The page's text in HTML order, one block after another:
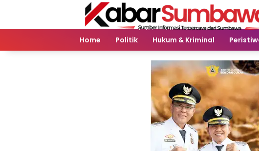
Home
Politik Hukum & Kriminal